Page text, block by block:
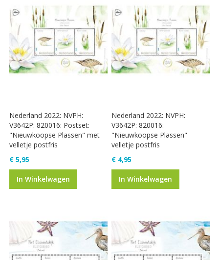
Nederland 2022: NVPH:
V3642P: 820016: Postset:
"Nieuwkoopse Plassen" met
velletje postfris
€ 5,95
In Winkelwagen
Nederland 2022: NVPH:
V3642P: 820016:
"Nieuwkoopse Plassen"
velletje postfris
€ 4,95
In Winkelwagen